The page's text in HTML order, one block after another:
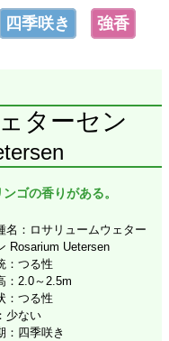
四季咲き
強香
ターセン
ゴの香りがある。
名：ロサリュームウェター
Rosarium Uetersen
：つる性
：2.0～2.5m
：つる性
少ない
：四季咲き